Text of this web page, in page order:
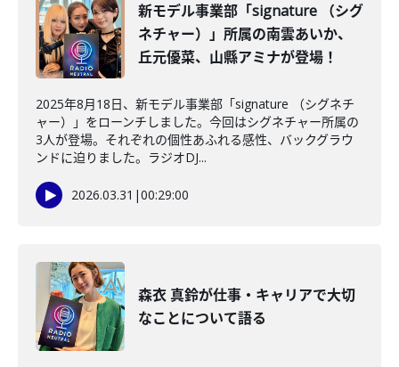
新モデル事業部「signature （シグ
ネチャー）」所属の南雲あいか、
丘元優菜、山縣アミナが登場！
2025年8月18日、新モデル事業部「signature （シグネチ
ャー）」をローンチしました。今回はシグネチャー所属の
3人が登場。それぞれの個性あふれる感性、バックグラウ
ンドに迫りました。ラジオDJ...
2026.03.31 |00:29:00
森衣 真鈴が仕事・キャリアで大切
なことについて語る